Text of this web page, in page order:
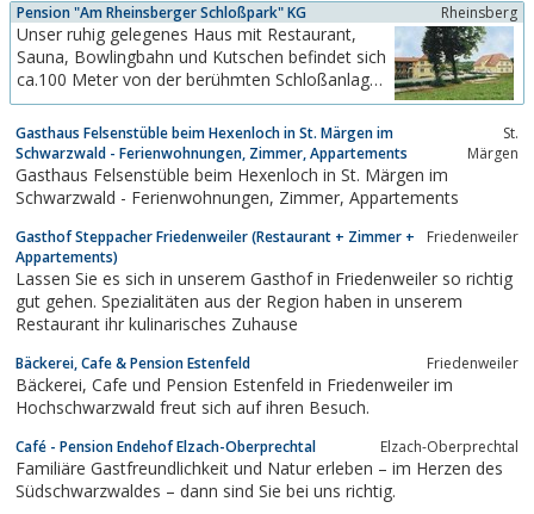
Pension "Am Rheinsberger Schloßpark" KG Rheinsberg
Unser ruhig gelegenes Haus mit Restaurant,
Sauna, Bowlingbahn und Kutschen befindet sich
ca.100 Meter von der berühmten Schloßanlage
entfernt. Genießen Sie den einmaligen Ausblick
auf den Rheinsberger Schloßpark und lassen Sie
sich von uns verwöhnen.
Gasthaus Felsenstüble beim Hexenloch in St. Märgen im
Schwarzwald - Ferienwohnungen, Zimmer, Appartements
St.
Märgen
Gasthaus Felsenstüble beim Hexenloch in St. Märgen im
Schwarzwald - Ferienwohnungen, Zimmer, Appartements
Gasthof Steppacher Friedenweiler (Restaurant + Zimmer +
Appartements)
Friedenweiler
Lassen Sie es sich in unserem Gasthof in Friedenweiler so richtig
gut gehen. Spezialitäten aus der Region haben in unserem
Restaurant ihr kulinarisches Zuhause
Bäckerei, Cafe & Pension Estenfeld Friedenweiler
Bäckerei, Cafe und Pension Estenfeld in Friedenweiler im
Hochschwarzwald freut sich auf ihren Besuch.
Café - Pension Endehof Elzach-Oberprechtal Elzach-Oberprechtal
Familiäre Gastfreundlichkeit und Natur erleben – im Herzen des
Südschwarzwaldes – dann sind Sie bei uns richtig.